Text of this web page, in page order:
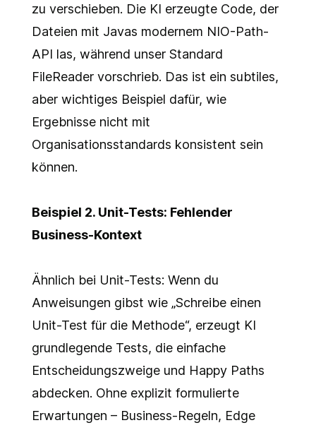
zu verschieben. Die KI erzeugte Code, der
Dateien mit Javas modernem NIO-Path-
API las, während unser Standard
FileReader vorschrieb. Das ist ein subtiles,
aber wichtiges Beispiel dafür, wie
Ergebnisse nicht mit
Organisationsstandards konsistent sein
können.
Beispiel 2. Unit-Tests: Fehlender
Business-Kontext
Ähnlich bei Unit-Tests: Wenn du
Anweisungen gibst wie „Schreibe einen
Unit-Test für die Methode“, erzeugt KI
grundlegende Tests, die einfache
Entscheidungszweige und Happy Paths
abdecken. Ohne explizit formulierte
Erwartungen – Business-Regeln, Edge